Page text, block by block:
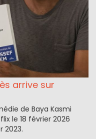
arrive sur
de Baya Kasmi
le 18 février 2026
2023.